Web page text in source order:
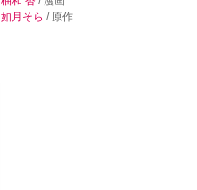
如月そら / 原作